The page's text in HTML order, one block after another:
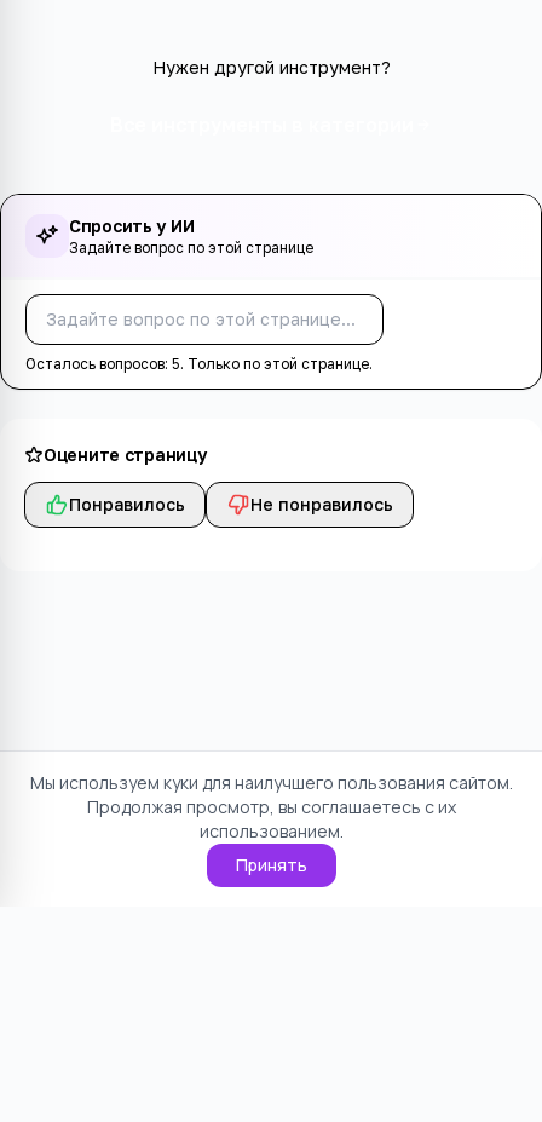
Нужен другой инструмент?
Спросить у ИИ
Задайте вопрос по этой странице
Осталось вопросов: 5. Только по этой странице.
Оцените страницу
Понравилось Не понравилось
Мы используем куки для наилучшего пользования сайтом.
Продолжая просмотр, вы соглашаетесь с их
использованием.
Принять